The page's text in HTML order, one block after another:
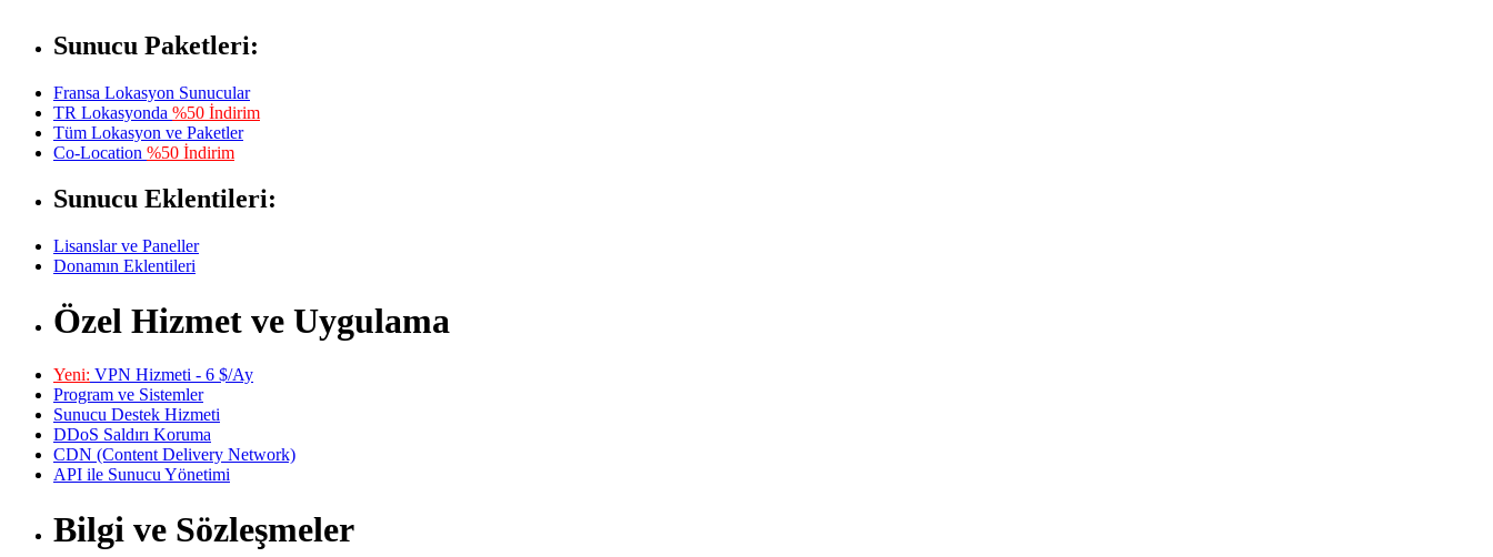
Sunucu Paketleri:
Fransa Lokasyon Sunucular
TR Lokasyonda %50 İndirim
Tüm Lokasyon ve Paketler
Co-Location %50 İndirim
Sunucu Eklentileri:
Lisanslar ve Paneller
Donamın Eklentileri
Özel Hizmet ve Uygulama
Yeni: VPN Hizmeti - 6 $/Ay
Program ve Sistemler
Sunucu Destek Hizmeti
DDoS Saldırı Koruma
CDN (Content Delivery Network)
API ile Sunucu Yönetimi
Bilgi ve Sözleşmeler